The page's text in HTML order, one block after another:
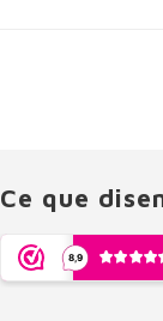
Ce que